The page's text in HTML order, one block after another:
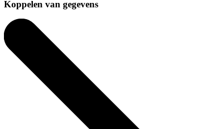
Koppelen van gegevens